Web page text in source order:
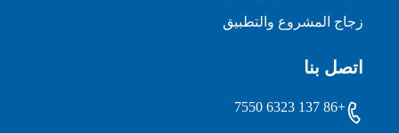
زجاج المشروع والتطبيق
اتصل بنا
+86 137 6323 7550